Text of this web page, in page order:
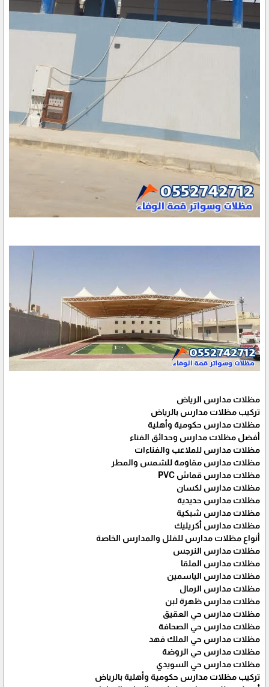
مظلات مدارس الرياض
تركيب مظلات مدارس بالرياض
مظلات مدارس حكومية وأهلية
أفضل مظلات مدارس وحدائق الفناء
مظلات مدارس للملاعب والفناءات
مظلات مدارس مقاومة للشمس والمطر
مظلات مدارس قماش PVC
مظلات مدارس لكسان
مظلات مدارس حديدية
مظلات مدارس شبكية
مظلات مدارس أكريليك
أنواع مظلات مدارس للفلل والمدارس الخاصة
مظلات مدارس النرجس
مظلات مدارس الملقا
مظلات مدارس الياسمين
مظلات مدارس الرمال
مظلات مدارس ظهرة لبن
مظلات مدارس حي العقيق
مظلات مدارس حي الصحافة
مظلات مدارس حي الملك فهد
مظلات مدارس حي الروضة
مظلات مدارس حي السويدي
تركيب مظلات مدارس حكومية وأهلية بالرياض